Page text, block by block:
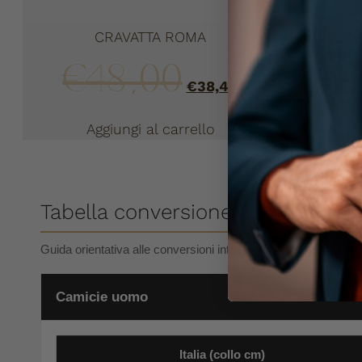
CRAVATTA ROMA
€48,00 €38,40
Aggiungi al carrello
Tabella conversione taglie uomo
Guida orientativa alle conversioni internazionali per camicie,
Camicie uomo
Italia (collo cm)